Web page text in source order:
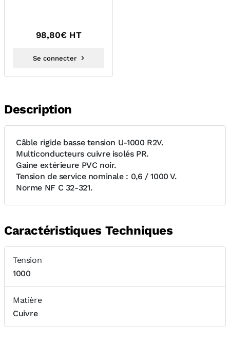
98,80€ HT
Se connecter
Description
Câble rigide basse tension U-1000 R2V.
Multiconducteurs cuivre isolés PR.
Gaine extérieure PVC noir.
Tension de service nominale : 0,6 / 1000 V.
Norme NF C 32-321.
Caractéristiques Techniques
Tension
1000
Matière
Cuivre